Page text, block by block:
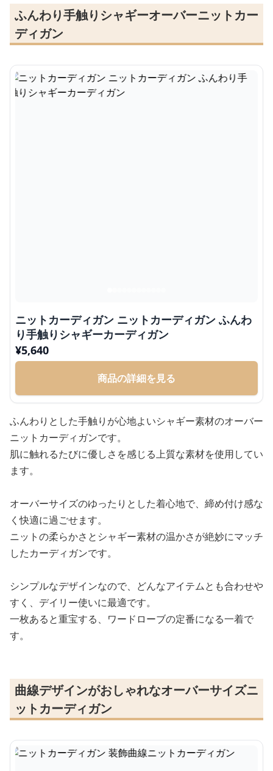
ふんわり手触りシャギーオーバーニットカー
ディガン
ニットカーディガン ニットカーディガン ふんわ
り手触りシャギーカーディガン
¥5,640
商品の詳細を見る
ふんわりとした手触りが心地よいシャギー素材のオーバー
ニットカーディガンです。
肌に触れるたびに優しさを感じる上質な素材を使用してい
ます。
オーバーサイズのゆったりとした着心地で、締め付け感な
く快適に過ごせます。
ニットの柔らかさとシャギー素材の温かさが絶妙にマッチ
したカーディガンです。
シンプルなデザインなので、どんなアイテムとも合わせや
すく、デイリー使いに最適です。
一枚あると重宝する、ワードローブの定番になる一着で
す。
曲線デザインがおしゃれなオーバーサイズニ
ットカーディガン